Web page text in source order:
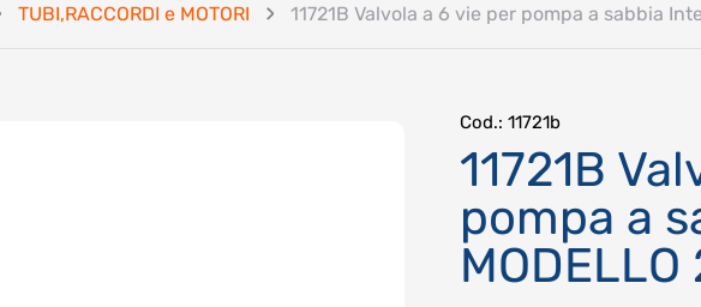
TUBI,RACCORDI e MOTORI 11721B Valvola a 6 vie per pompa a sabbia
Cod.: 11721b
11721B
pompa a